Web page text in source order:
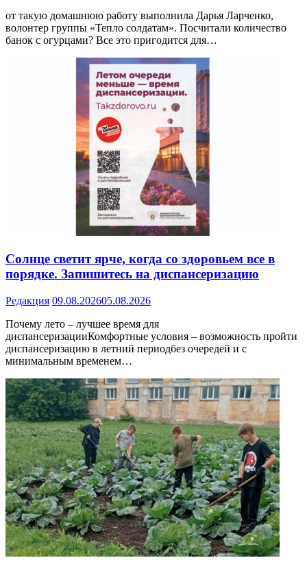
от такую домашнюю работу выполнила Дарья Ларченко,
волонтер группы «Тепло солдатам». Посчитали количество
банок с огурцами? Все это пригодится для…
Солнце светит ярче, когда со здоровьем все в
порядке. Запишитесь на диспансеризацию
Редакция 09.08.202605.08.2026
Почему лето – лучшее время для
диспансеризацииКомфортные условия – возможность пройти
диспансеризацию в летний периодбез очередей и с
минимальным временем…